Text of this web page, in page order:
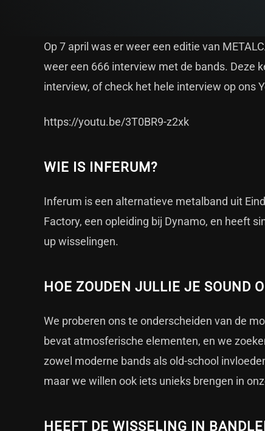
Op 7 april was er weer een editie van
weer een 666 interview met de bands. Deze
interview, of check het hele interview op ons
https://youtu.be/3T0BR9-z2xk
WIE IS INFERUM?
Inferum is een alternatieve metalband uit
Factory, een opleiding bij Dynamo, en heeft
up wisselingen.
HOE ZOUDEN JULLIE JE SOUND
We proberen ons te onderscheiden van de
bevat atmosferische elementen, en we
zowel moderne bands als old-school
maar we willen ook iets unieks brengen in
HEEFT DE WISSELING IN